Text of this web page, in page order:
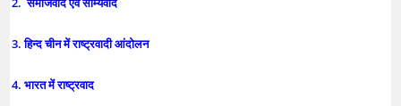
3. हिन्द चीन में राष्ट्रवादी आंदोलन
4. भारत में राष्ट्रवाद